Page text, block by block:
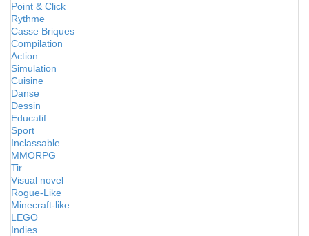
Point & Click
Rythme
Casse Briques
Compilation
Action
Simulation
Cuisine
Danse
Dessin
Educatif
Sport
Inclassable
MMORPG
Tir
Visual novel
Rogue-Like
Minecraft-like
LEGO
Indies